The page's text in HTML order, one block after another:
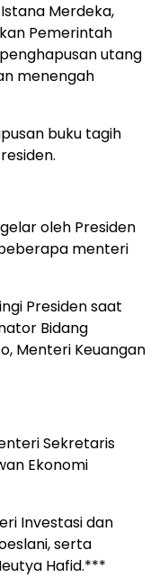
Merdeka,
Pemerintah
utang
menengah
buku tagih
oleh Presiden
menteri
Presiden saat
Bidang
Menteri Keuangan
Sekretaris
Ekonomi
Investasi dan
serta
Hafid.***